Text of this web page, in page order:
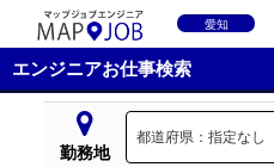
愛知
エンジニアお仕事検索
勤務地